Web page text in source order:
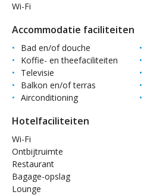
Wi-Fi
Accommodatie faciliteiten
Bad en/of douche
Koffie- en theefaciliteiten
Televisie
Balkon en/of terras
Airconditioning
Hotelfaciliteiten
Wi-Fi
Ontbijtruimte
Restaurant
Bagage-opslag
Lounge